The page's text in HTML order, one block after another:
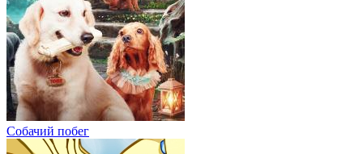
Собачий побег